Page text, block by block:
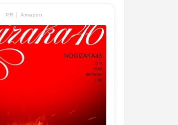
PR │ Amazon